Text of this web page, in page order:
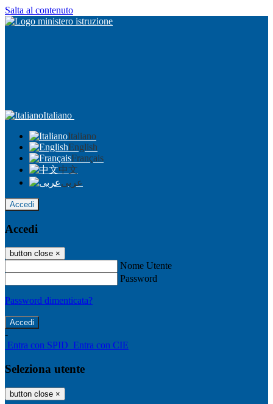
Salta al contenuto
Italiano
Italiano
English
Français
中文
عربى
Accedi
Accedi
button close ×
Nome Utente
Password
Password dimenticata?
-
Entra con SPID Entra con CIE
Seleziona utente
button close ×